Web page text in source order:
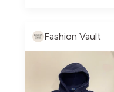
Fashion Vault